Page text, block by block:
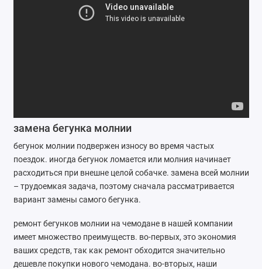
Показать все
замена бегунка молнии
бегунок молнии подвержен износу во время частых
поездок. иногда бегунок ломается или молния начинает
расходиться при внешне целой собачке. замена всей молнии
– трудоемкая задача, поэтому сначала рассматривается
вариант замены самого бегунка.
ремонт бегунков молнии на чемодане в нашей компании
имеет множество преимуществ. во-первых, это экономия
ваших средств, так как ремонт обходится значительно
дешевле покупки нового чемодана. во-вторых, наши